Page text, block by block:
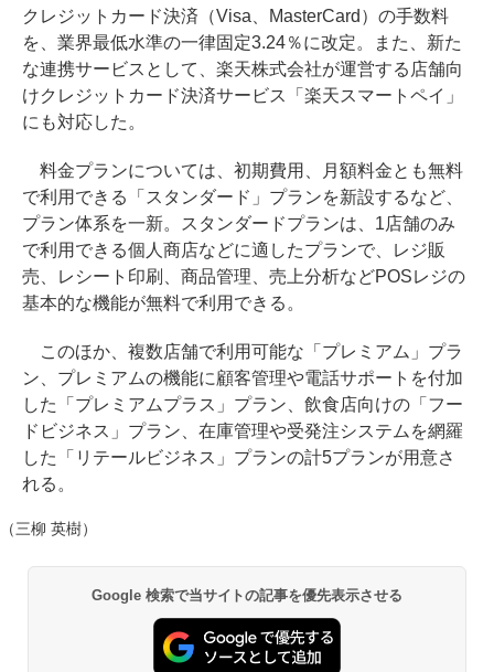
クレジットカード決済（Visa、MasterCard）の手数料
を、業界最低水準の一律固定3.24％に改定。また、新た
な連携サービスとして、楽天株式会社が運営する店舗向
けクレジットカード決済サービス「楽天スマートペイ」
にも対応した。
料金プランについては、初期費用、月額料金とも無料
で利用できる「スタンダード」プランを新設するなど、
プラン体系を一新。スタンダードプランは、1店舗のみ
で利用できる個人商店などに適したプランで、レジ販
売、レシート印刷、商品管理、売上分析などPOSレジの
基本的な機能が無料で利用できる。
このほか、複数店舗で利用可能な「プレミアム」プラ
ン、プレミアムの機能に顧客管理や電話サポートを付加
した「プレミアムプラス」プラン、飲食店向けの「フー
ドビジネス」プラン、在庫管理や受発注システムを網羅
した「リテールビジネス」プランの計5プランが用意さ
れる。
（三柳 英樹）
Google 検索で当サイトの記事を優先表示させる